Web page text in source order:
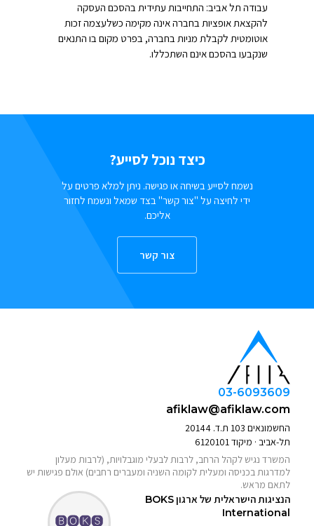
עבודה תל אביב: התחייבות עתידית בהסכם העסקה
להקצאת אופציות בחברה אינה מקימה כשלעצמה זכות
אוטומטית לקבלת מניות בחברה, בפרט מקום בו התנאים
שנקבעו בהסכם אינם השתכללו.
כיצד נוכל לסייע?
נשמח לסייע בשיחה או פגישה. ניתן למלא פרטים על
ידי לחיצה על "צור קשר" בצד שמאל ונשמח לחזור
אליכם.
צור קשר
03-6093609
afiklaw@afiklaw.com
החשמונאים 103 ת.ד. 20144
תל-אביב · מיקוד 6120101
המשרד נגיש לקהל הרחב, לרבות לבעלי מוגבלויות, (לרבות מעלון
למדרגות בכניסה ומעלית לקומה השניה ומעברים רחבים) אולם פגישות יש
לתאם מראש.
הנציגות הישראלית של ארגוןBOKS
International